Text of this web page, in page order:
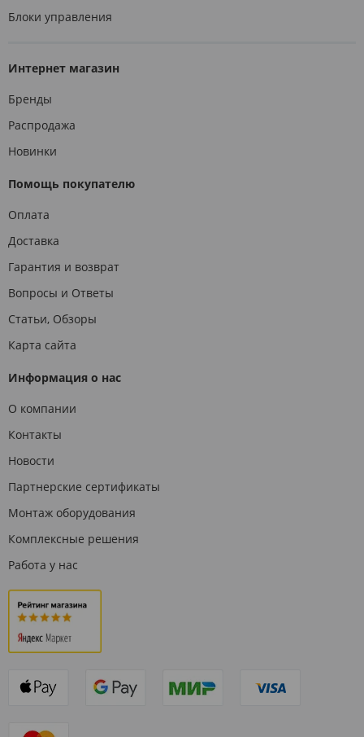
Блоки управления
Интернет магазин
Бренды
Распродажа
Новинки
Помощь покупателю
Оплата
Доставка
Гарантия и возврат
Вопросы и Ответы
Статьи, Обзоры
Карта сайта
Информация о нас
О компании
Контакты
Новости
Партнерские сертификаты
Монтаж оборудования
Комплексные решения
Работа у нас